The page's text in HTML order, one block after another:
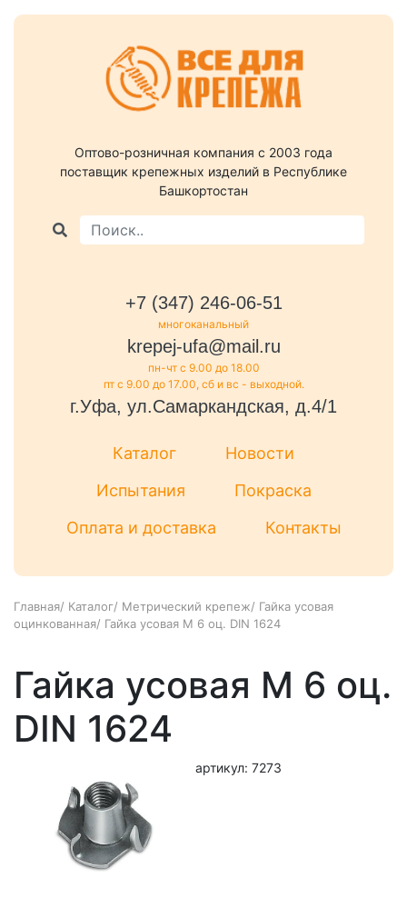
Оптово-розничная компания c 2003 года
поставщик крепежных изделий в Республике
Башкортостан
+7 (347) 246-06-51
многоканальный
krepej-ufa@mail.ru
пн-чт с 9.00 до 18.00
пт с 9.00 до 17.00, сб и вс - выходной.
г.Уфа, ул.Самаркандская, д.4/1
Каталог
Новости
Испытания
Покраска
Оплата и доставка
Контакты
Главная/ Каталог/ Метрический крепеж/ Гайка усовая
оцинкованная/ Гайка усовая М 6 оц. DIN 1624
Гайка усовая М 6 оц.
DIN 1624
артикул: 7273